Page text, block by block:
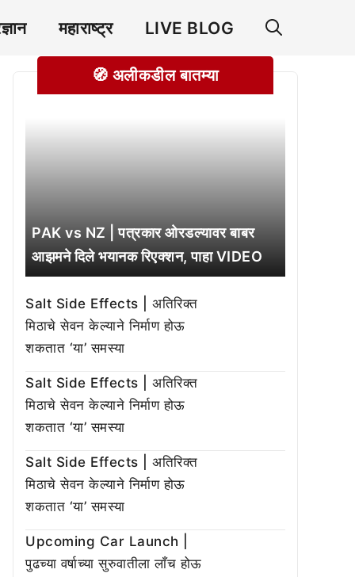
महाराष्ट्र LIVE BLOG
🧭 अलीकडील बातम्या
PAK vs NZ | पत्रकार ओरडल्यावर बाबर
आझमने दिले भयानक रिएक्शन, पाहा VIDEO
Salt Side Effects | अतिरिक्त
मिठाचे सेवन केल्याने निर्माण होऊ
शकतात ‘या’ समस्या
Salt Side Effects | अतिरिक्त
मिठाचे सेवन केल्याने निर्माण होऊ
शकतात ‘या’ समस्या
Salt Side Effects | अतिरिक्त
मिठाचे सेवन केल्याने निर्माण होऊ
शकतात ‘या’ समस्या
Upcoming Car Launch |
पुढच्या वर्षाच्या सुरुवातीला लाँच होऊ